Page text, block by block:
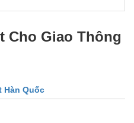
Cho Giao Thông
Hàn Quốc